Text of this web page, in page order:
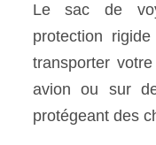
Le sac de
protection
transporter
avion ou sur
protégeant des